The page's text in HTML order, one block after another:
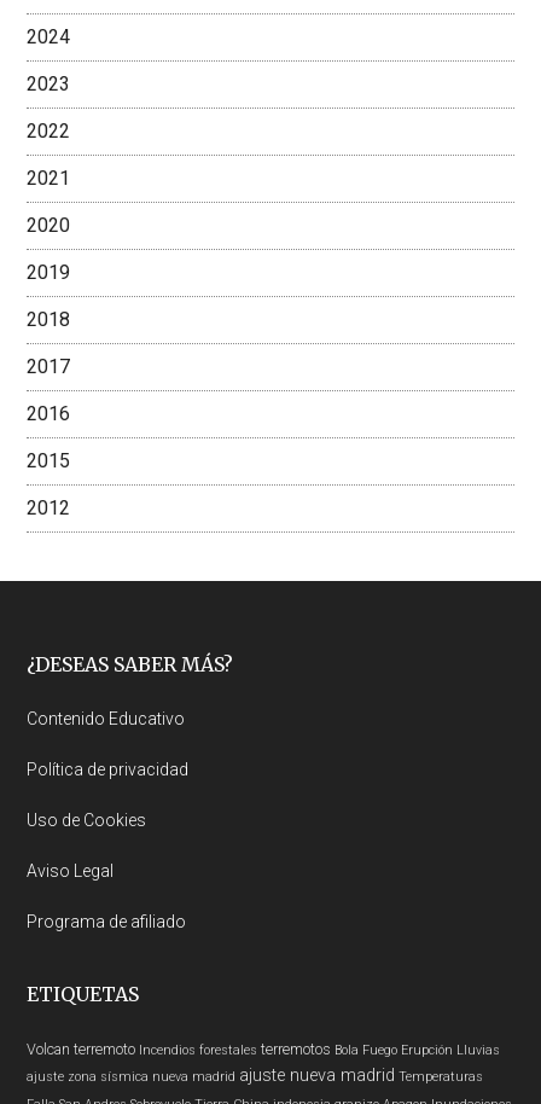
2024
2023
2022
2021
2020
2019
2018
2017
2016
2015
2012
Footer
¿DESEAS SABER MÁS?
Contenido Educativo
Política de privacidad
Uso de Cookies
Aviso Legal
Programa de afiliado
ETIQUETAS
Volcan terremoto Incendios forestales terremotos Bola Fuego Erupción Lluvias
ajuste zona sísmica nueva madrid ajuste nueva madrid Temperaturas